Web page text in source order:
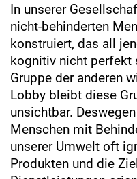
In unserer
nicht-behinderten
konstruiert, das all
kognitiv nicht perfekt
Gruppe der anderen
Lobby bleibt diese
unsichtbar.
Menschen mit
unserer Umwelt oft
Produkten und die